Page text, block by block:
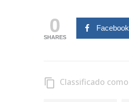
0
SHARES
Facebook
content_copy Classificado como